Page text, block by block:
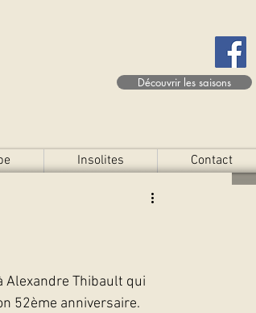
Découvrir les saisons
Insolites Contact
Alexandre Thibault qui
52ème anniversaire.